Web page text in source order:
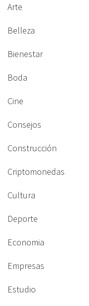
Arte
Belleza
Bienestar
Boda
Cine
Consejos
Construcción
Criptomonedas
Cultura
Deporte
Economia
Empresas
Estudio